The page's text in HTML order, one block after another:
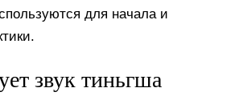
для начала и
звук тиньгша